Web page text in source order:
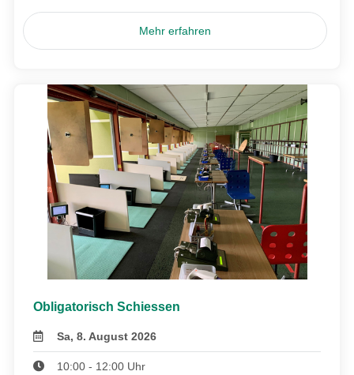
Mehr erfahren
Obligatorisch Schiessen
Sa, 8. August 2026
10:00 - 12:00 Uhr